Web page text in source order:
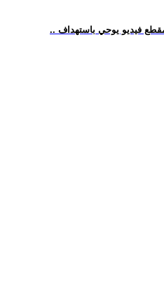
مقطع فيديو يوحي باستهداف